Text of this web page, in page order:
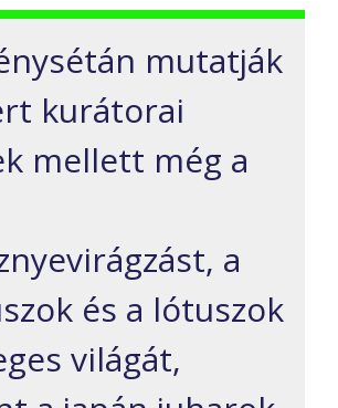
mutatják
kurátorai
mellett még a
a
és a lótuszok
világát,